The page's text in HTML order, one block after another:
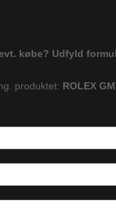
købe? Udfyld
produktet: ROLEX